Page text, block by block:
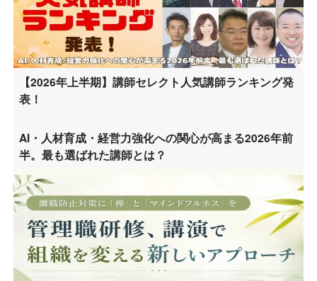
【2026年上半期】講師セレクト人気講師ランキング発
表！
AI・人材育成・経営力強化への関心が高まる2026年前
半。最も選ばれた講師とは？